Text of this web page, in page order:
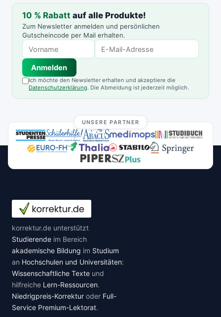
10 % Rabatt auf alle Produkte!
Zum Newsletter anmelden und persönlichen
Gutscheincode per Mail erhalten.
Anmelden
Ich möchte den Newsletter erhalten und akzeptiere die
Datenschutzerklärung. Die Abmeldung ist jederzeit möglich.
UNSERE PARTNER
korrektur.de unterstützt
Studierende im Bereich
akademische Bildung im Studium
an Hochschulen und Universitäten:
Wissenschaftliche Texte und
hilfreiche Lern-Ressourcen.
Niedrigpreis-Korrektur oder Full-
Service Premium-Lektorat.